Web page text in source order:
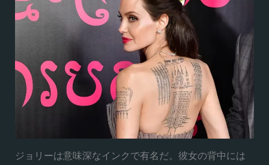
ジョリーは意味深なインクで有名だ。彼女の背中には